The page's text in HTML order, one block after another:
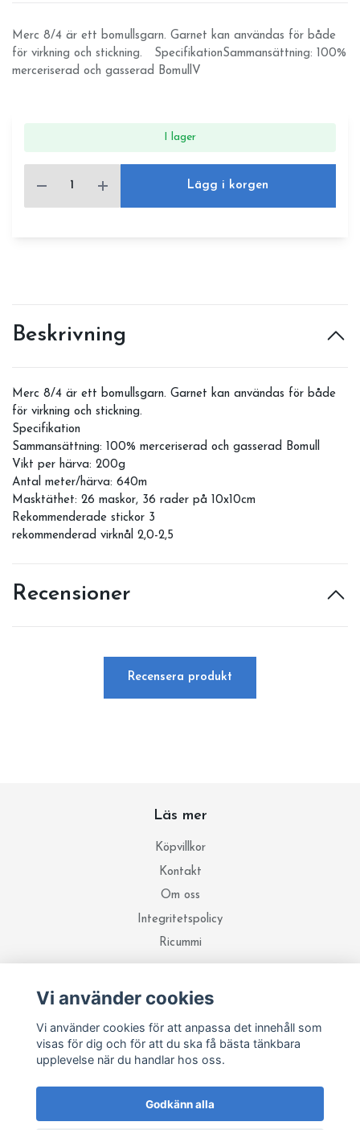
Merc 8/4 är ett bomullsgarn. Garnet kan användas för både
för virkning och stickning. SpecifikationSammansättning: 100%
merceriserad och gasserad BomullV
I lager
Lägg i korgen
Beskrivning
Merc 8/4 är ett bomullsgarn. Garnet kan användas för både
för virkning och stickning.
Specifikation
Sammansättning: 100% merceriserad och gasserad Bomull
Vikt per härva: 200g
Antal meter/härva: 640m
Masktäthet: 26 maskor, 36 rader på 10x10cm
Rekommenderade stickor 3
rekommenderad virknål 2,0-2,5
Recensioner
Recensera produkt
Läs mer
Köpvillkor
Kontakt
Om oss
Integritetspolicy
Ricummi
Sociala medier
Prenumerera på vårt nyhetsbrev
Vi använder cookies
Vi använder cookies för att anpassa det innehåll som
visas för dig och för att du ska få bästa tänkbara
upplevelse när du handlar hos oss.
Godkänn alla